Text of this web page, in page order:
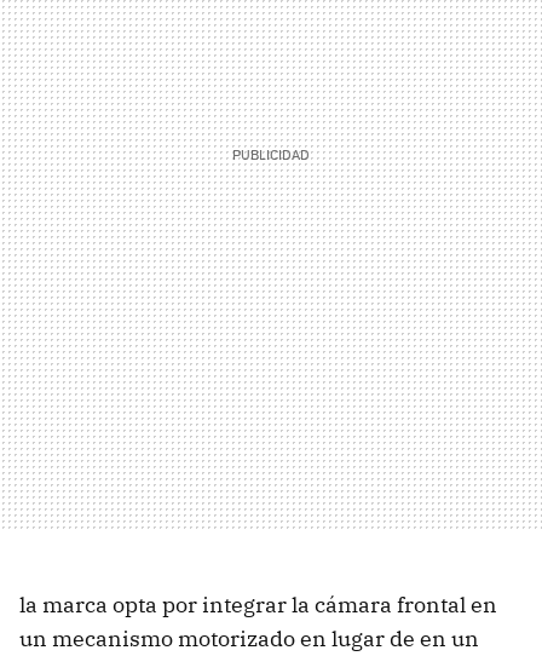
la marca opta por integrar la cámara frontal en
un mecanismo motorizado en lugar de en un